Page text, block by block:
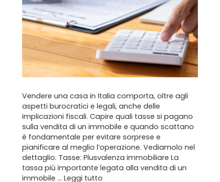
Vendere una casa in Italia comporta, oltre agli
aspetti burocratici e legali, anche delle
implicazioni fiscali. Capire quali tasse si pagano
sulla vendita di un immobile e quando scattano
è fondamentale per evitare sorprese e
pianificare al meglio l’operazione. Vediamolo nel
dettaglio. Tasse: Plusvalenza immobiliare La
tassa più importante legata alla vendita di un
immobile … Leggi tutto